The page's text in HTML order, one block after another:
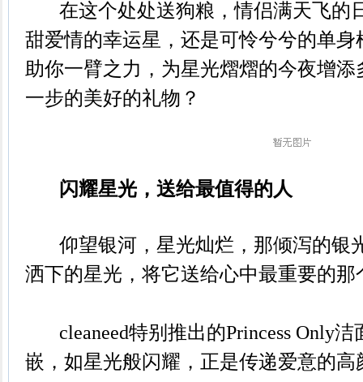
在这个处处送狗粮，情侣满天飞的
甜爱情的幸运星，还是可怜兮兮的单
助你一臂之力，为星光熠熠的今夜增
一步的美好的礼物？
闪耀星光，送给最值得的人
仰望银河，星光灿烂，那倾泻的银
洒下的星光，将它送给心中最重要的那
cleaneed特别推出的Princess Only洁
嵌，如星光般闪耀，正是传递爱意的高